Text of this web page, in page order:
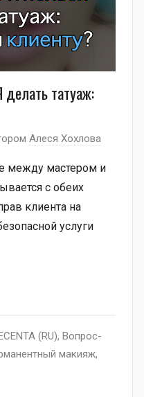
татуаж:
Алеся Хохлова
между мастером и
с обеих
клиента на
услуги
(RU), Вопрос-
макияж,